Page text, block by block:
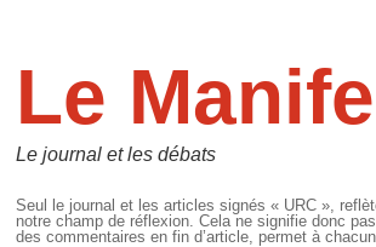
Le
Le journal et les débats
Seul le journal et les articles signés « URC »,
notre champ de réflexion. Cela ne signifie donc
des commentaires en fin d’article, permet à